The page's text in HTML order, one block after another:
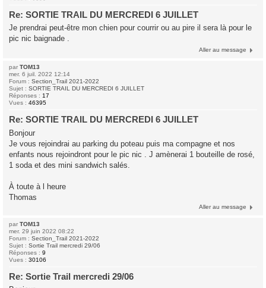
Re: SORTIE TRAIL DU MERCREDI 6 JUILLET
Je prendrai peut-être mon chien pour courrir ou au pire il sera là pour le
pic nic baignade .
Aller au message
par TOM13
mer. 6 juil. 2022 12:14
Forum : Section_Trail 2021-2022
Sujet : SORTIE TRAIL DU MERCREDI 6 JUILLET
Réponses : 17
Vues : 46395
Re: SORTIE TRAIL DU MERCREDI 6 JUILLET
Bonjour
Je vous rejoindrai au parking du poteau puis ma compagne et nos
enfants nous rejoindront pour le pic nic . J amènerai 1 bouteille de rosé,
1 soda et des mini sandwich salés.
À toute à l heure
Thomas
Aller au message
par TOM13
mer. 29 juin 2022 08:22
Forum : Section_Trail 2021-2022
Sujet : Sortie Trail mercredi 29/06
Réponses : 9
Vues : 30106
Re: Sortie Trail mercredi 29/06